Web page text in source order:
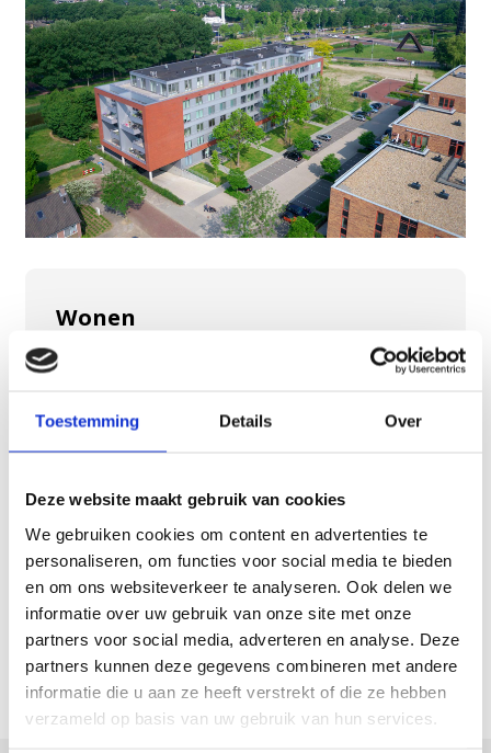
Toestemming Details Over
Deze website maakt gebruik van cookies
We gebruiken cookies om content en advertenties te
personaliseren, om functies voor social media te bieden
en om ons websiteverkeer te analyseren. Ook delen we
informatie over uw gebruik van onze site met onze
partners voor social media, adverteren en analyse. Deze
partners kunnen deze gegevens combineren met andere
informatie die u aan ze heeft verstrekt of die ze hebben
verzameld op basis van uw gebruik van hun services.
Wonen
Vertrouwd Thuis met VPT Gagelbosch
Hof van Strijp
ABC-staete
Warande